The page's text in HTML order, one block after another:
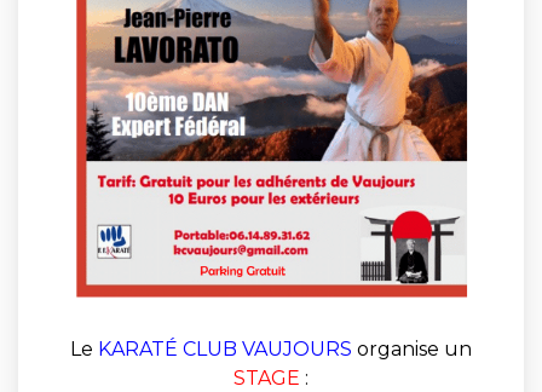
Le KARATÉ CLUB VAUJOURS organise un
STAGE :